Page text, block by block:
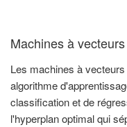
Machines à
Les machines à
algorithme
classification et de
l'hyperplan optimal qui